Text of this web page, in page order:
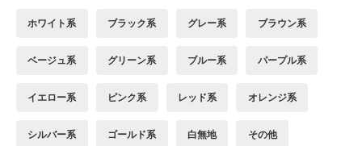
ホワイト系 ブラック系 グレー系 ブラウン系
ベージュ系 グリーン系 ブルー系 パープル系
イエロー系 ピンク系 レッド系 オレンジ系
シルバー系 ゴールド系 白無地 その他